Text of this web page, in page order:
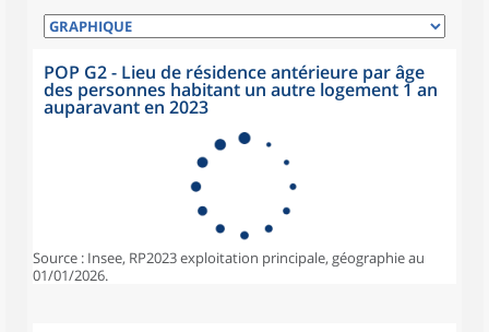
POP G2 - Lieu de résidence antérieure par âge
des personnes habitant un autre logement 1 an
auparavant en 2023
Source : Insee, RP2023 exploitation principale, géographie au
01/01/2026.